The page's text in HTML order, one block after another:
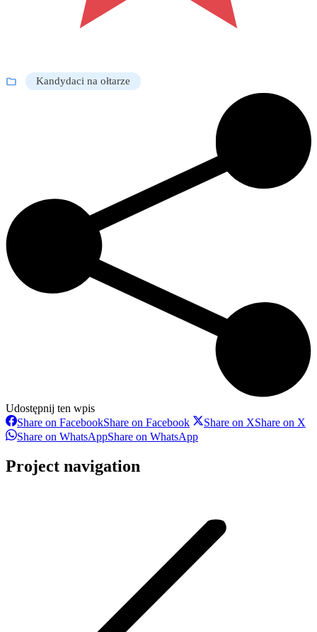
Kandydaci na ołtarze
Udostępnij ten wpis
Share on FacebookShare on Facebook Share on XShare on X
Share on WhatsAppShare on WhatsApp
Project navigation